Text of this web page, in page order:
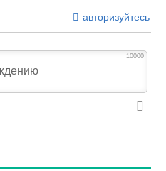
авторизуйтесь
10000